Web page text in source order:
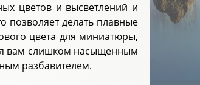
цветов и высветлений и
позволяет делать плавные
цвета для миниатюры,
вам слишком насыщенным
разбавителем.